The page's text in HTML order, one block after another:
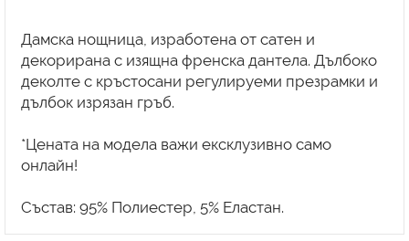
Дамска нощница, изработена от сатен и
декорирана с изящна френска дантела. Дълбоко
деколте с кръстосани регулируеми презрамки и
дълбок изрязан гръб.
*Цената на модела важи ексклузивно само
онлайн!